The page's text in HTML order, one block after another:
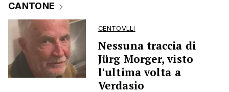
CANTONE
CENTOVLLI
Nessuna traccia di
Jürg Morger, visto
l'ultima volta a
Verdasio